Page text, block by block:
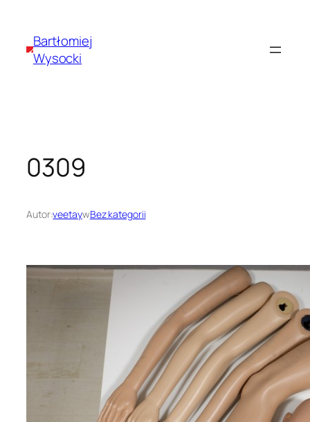
treściBartłomiej
Wysocki
0309
Autor:veetaywBez kategorii